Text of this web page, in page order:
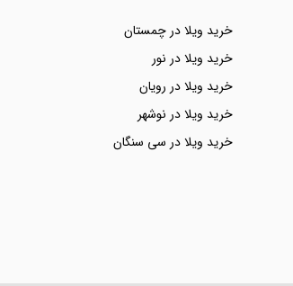
خرید ویلا در چمستان
خرید ویلا در نور
خرید ویلا در رویان
خرید ویلا در نوشهر
خرید ویلا در سی سنگان